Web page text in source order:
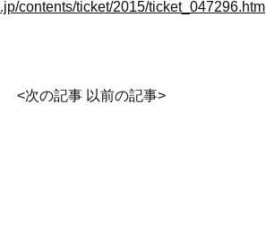
contents/ticket/2015/ticket_047296.htm
<次の記事 以前の記事>